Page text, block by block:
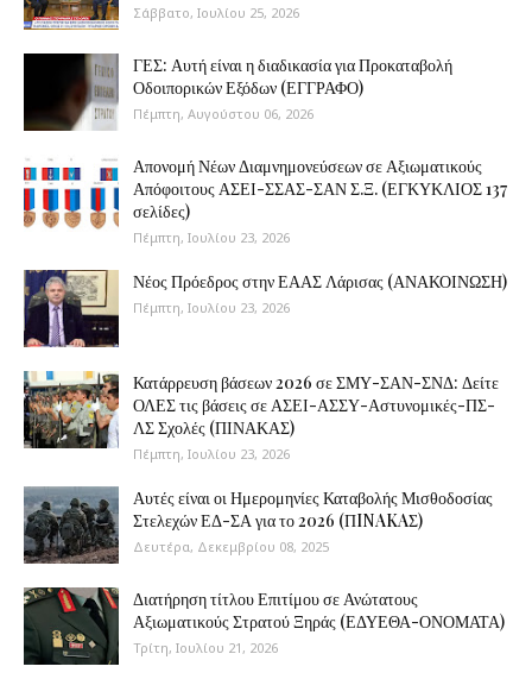
Σάββατο, Ιουλίου 25, 2026
ΓΕΣ: Αυτή είναι η διαδικασία για Προκαταβολή
Οδοιπορικών Εξόδων (ΕΓΓΡΑΦΟ)
Πέμπτη, Αυγούστου 06, 2026
Απονομή Νέων Διαμνημονεύσεων σε Αξιωματικούς
Απόφοιτους ΑΣΕΙ-ΣΣΑΣ-ΣΑΝ Σ.Ξ. (ΕΓΚΥΚΛΙΟΣ 137
σελίδες)
Πέμπτη, Ιουλίου 23, 2026
Νέος Πρόεδρος στην ΕΑΑΣ Λάρισας (ΑΝΑΚΟΙΝΩΣΗ)
Πέμπτη, Ιουλίου 23, 2026
Κατάρρευση βάσεων 2026 σε ΣΜΥ-ΣΑΝ-ΣΝΔ: Δείτε
ΟΛΕΣ τις βάσεις σε ΑΣΕΙ-ΑΣΣΥ-Αστυνομικές-ΠΣ-
ΛΣ Σχολές (ΠΙΝΑΚΑΣ)
Πέμπτη, Ιουλίου 23, 2026
Αυτές είναι οι Ημερομηνίες Καταβολής Μισθοδοσίας
Στελεχών ΕΔ-ΣΑ για το 2026 (ΠINAKAΣ)
Δευτέρα, Δεκεμβρίου 08, 2025
Διατήρηση τίτλου Επιτίμου σε Ανώτατους
Αξιωματικούς Στρατού Ξηράς (ΕΔΥΕΘΑ-ΟΝΟΜΑΤΑ)
Τρίτη, Ιουλίου 21, 2026